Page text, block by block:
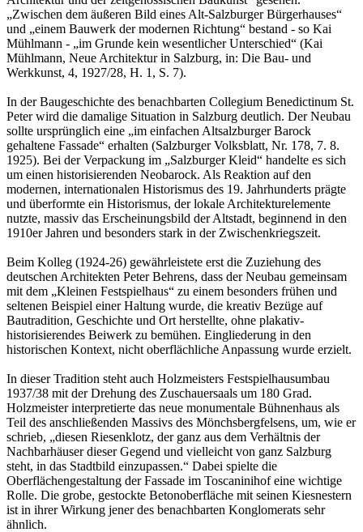
„Zwischen dem äußeren Bild eines Alt-Salzburger Bürgerhauses“
und „einem Bauwerk der modernen Richtung“ bestand - so Kai
Mühlmann - „im Grunde kein wesentlicher Unterschied“ (Kai
Mühlmann, Neue Architektur in Salzburg, in: Die Bau- und
Werkkunst, 4, 1927/28, H. 1, S. 7).
In der Baugeschichte des benachbarten Collegium Benedictinum St.
Peter wird die damalige Situation in Salzburg deutlich. Der Neubau
sollte ursprünglich eine „im einfachen Altsalzburger Barock
gehaltene Fassade“ erhalten (Salzburger Volksblatt, Nr. 178, 7. 8.
1925). Bei der Verpackung im „Salzburger Kleid“ handelte es sich
um einen historisierenden Neobarock. Als Reaktion auf den
modernen, internationalen Historismus des 19. Jahrhunderts prägte
und überformte ein Historismus, der lokale Architekturelemente
nutzte, massiv das Erscheinungsbild der Altstadt, beginnend in den
1910er Jahren und besonders stark in der Zwischenkriegszeit.
Beim Kolleg (1924-26) gewährleistete erst die Zuziehung des
deutschen Architekten Peter Behrens, dass der Neubau gemeinsam
mit dem „Kleinen Festspielhaus“ zu einem besonders frühen und
seltenen Beispiel einer Haltung wurde, die kreativ Bezüge auf
Bautradition, Geschichte und Ort herstellte, ohne plakativ-
historisierendes Beiwerk zu bemühen. Eingliederung in den
historischen Kontext, nicht oberflächliche Anpassung wurde erzielt.
In dieser Tradition steht auch Holzmeisters Festspielhausumbau
1937/38 mit der Drehung des Zuschauersaals um 180 Grad.
Holzmeister interpretierte das neue monumentale Bühnenhaus als
Teil des anschließenden Massivs des Mönchsbergfelsens, um, wie er
schrieb, „diesen Riesenklotz, der ganz aus dem Verhältnis der
Nachbarhäuser dieser Gegend und vielleicht von ganz Salzburg
steht, in das Stadtbild einzupassen.“ Dabei spielte die
Oberflächengestaltung der Fassade im Toscaninihof eine wichtige
Rolle. Die grobe, gestockte Betonoberfläche mit seinen Kiesnestern
ist in ihrer Wirkung jener des benachbarten Konglomerats sehr
ähnlich.